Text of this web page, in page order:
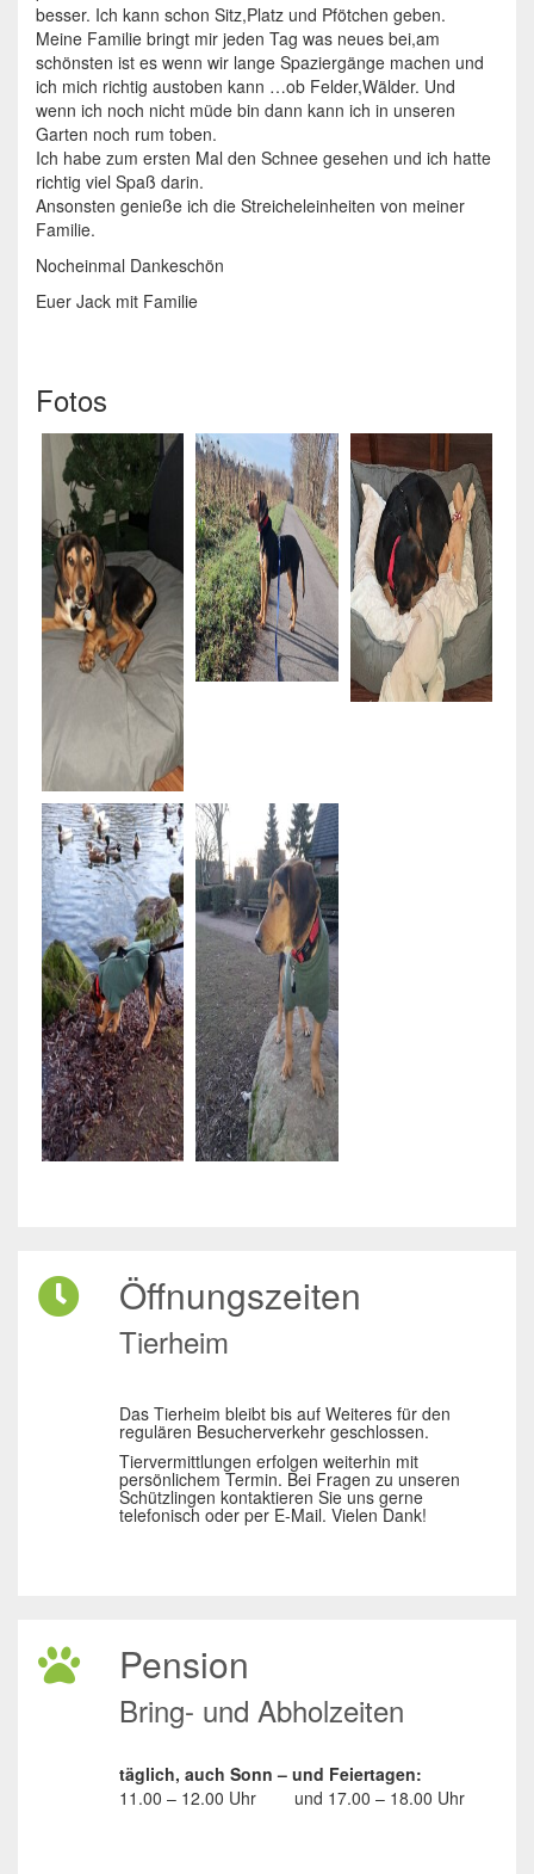
besser. Ich kann schon Sitz,Platz und Pfötchen geben.
Meine Familie bringt mir jeden Tag was neues bei,am
schönsten ist es wenn wir lange Spaziergänge machen und
ich mich richtig austoben kann …ob Felder,Wälder. Und
wenn ich noch nicht müde bin dann kann ich in unseren
Garten noch rum toben.
Ich habe zum ersten Mal den Schnee gesehen und ich hatte
richtig viel Spaß darin.
Ansonsten genieße ich die Streicheleinheiten von meiner
Familie.
Nocheinmal Dankeschön
Euer Jack mit Familie
Fotos
Öffnungszeiten
Tierheim
Das Tierheim bleibt bis auf Weiteres für den
regulären Besucherverkehr geschlossen.
Tiervermittlungen erfolgen weiterhin mit
persönlichem Termin. Bei Fragen zu unseren
Schützlingen kontaktieren Sie uns gerne
telefonisch oder per E-Mail. Vielen Dank!
Pension
Bring- und Abholzeiten
täglich, auch Sonn – und Feiertagen:
11.00 – 12.00 Uhr
und 17.00 – 18.00 Uhr